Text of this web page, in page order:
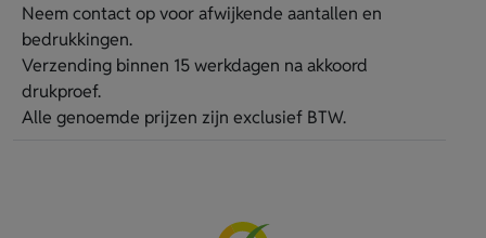
Neem contact op voor afwijkende aantallen en
bedrukkingen.
Verzending binnen 15 werkdagen na akkoord
drukproef.
Alle genoemde prijzen zijn exclusief BTW.